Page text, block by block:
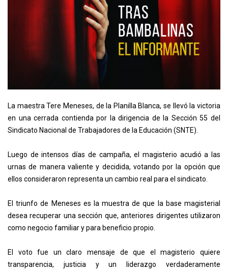
La maestra Tere Meneses, de la Planilla Blanca, se llevó la victoria
en una cerrada contienda por la dirigencia de la Sección 55 del
Sindicato Nacional de Trabajadores de la Educación (SNTE).
Luego de intensos días de campaña, el magisterio acudió a las
urnas de manera valiente y decidida, votando por la opción que
ellos consideraron representa un cambio real para el sindicato.
El triunfo de Meneses es la muestra de que la base magisterial
desea recuperar una sección que, anteriores dirigentes utilizaron
como negocio familiar y para beneficio propio.
El voto fue un claro mensaje de que el magisterio quiere
transparencia, justicia y un liderazgo verdaderamente